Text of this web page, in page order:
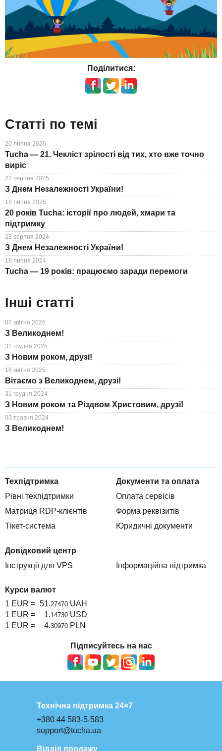
Події
Свята
Акції
Поділитися:
Статті по темі
20 липня 2026
Tucha — 21. Чекліст зрілості від тих, хто вже точно
виріс
22 серпня 2025
З Днем Незалежності України!
18 липня 2025
20 років Tucha: історії про людей, хмари та
підтримку
23 серпня 2024
З Днем Незалежності України!
19 липня 2024
Tucha — 19 років: працюємо заради перемоги
Інші статті
07 квітня 2026
З Великоднем!
31 грудня 2025
З Новим роком, друзі!
16 квітня 2025
Вітаємо з Великоднем, друзі!
31 грудня 2024
З Новим роком та Різдвом Христовим, друзі!
03 травня 2024
З Великоднем!
Техпідтримка
Рівні техпідтримки
Матриця RDP-клієнтів
Тікет-система
Документи та оплата
Оплата сервісів
Форма реквізитів
Юридичні документи
Довідковий центр
Інструкції для VPS
Інформаційна підтримка
Курси валют
1 EUR = 51.27470 UAH
1 EUR =
1.14730 USD
1 EUR =
4.30970 PLN
Підписуйтесь на нас
Технічна підтримка 24×7
+380 44 583-5-583
support@tucha.ua
Відділ продажу